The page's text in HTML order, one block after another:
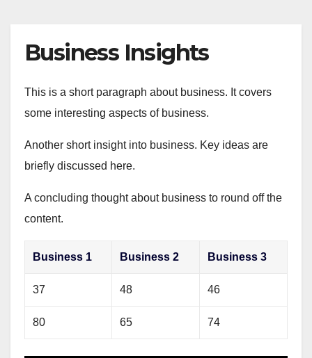
Business Insights
This is a short paragraph about business. It covers
some interesting aspects of business.
Another short insight into business. Key ideas are
briefly discussed here.
A concluding thought about business to round off the
content.
Business 1 Business 2 Business 3
37 48 46
80 65 74